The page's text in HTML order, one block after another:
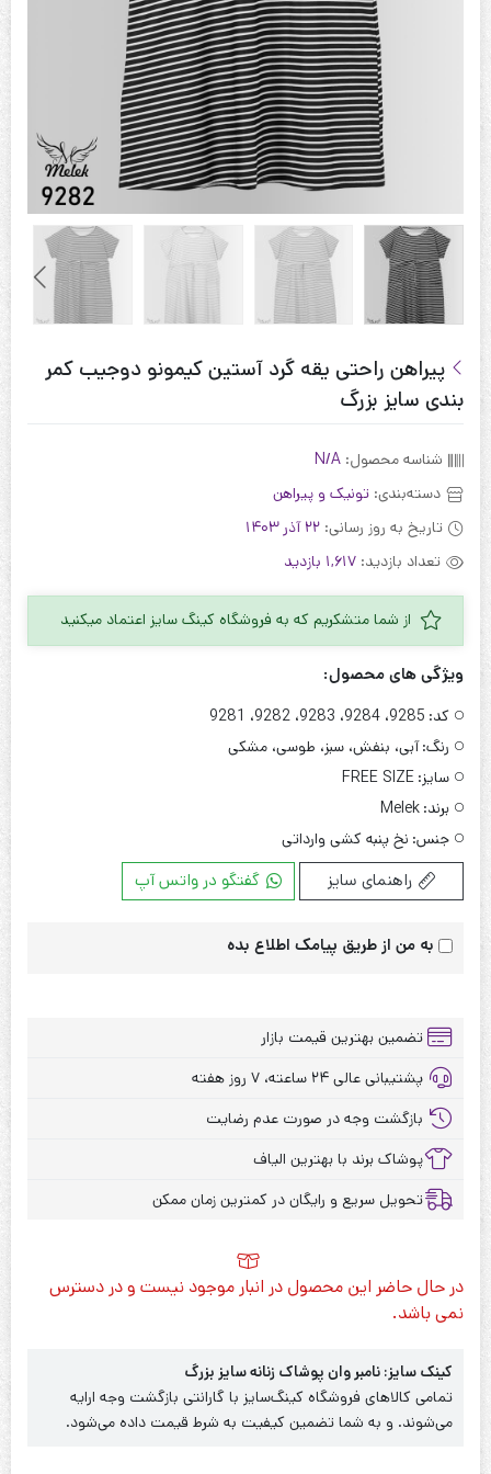
پیراهن راحتی یقه گرد آستین کیمونو دوجیب کمر
بندی سایز بزرگ
شناسه محصول: N/A
دسته‌بندی: تونیک و پیراهن
تاریخ به روز رسانی: 22 آذر 1403
تعداد بازدید: 1,617 بازدید
از شما متشکریم که به فروشگاه کینگ سایز اعتماد میکنید
ویژگی های محصول:
کد: 9285، 9284، 9283، 9282، 9281
رنگ: آبی، بنفش، سبز، طوسی، مشکی
سایز: FREE SIZE
برند: Melek
جنس: نخ پنبه کشی وارداتی
راهنمای سایز گفتگو در واتس آپ
به من از طریق پیامک اطلاع بده
تضمین بهترین قیمت بازار
پشتیبانی عالی ۲۴ ساعته، ۷ روز هفته
بازگشت وجه در صورت عدم رضایت
پوشاک برند با بهترین الیاف
تحویل سریع و رایگان در کمترین زمان ممکن
در حال حاضر این محصول در انبار موجود نیست و در دسترس
نمی باشد.
کینک سایز: نامبر وان پوشاک زنانه سایز بزرگ
تمامی کالاهای فروشگاه کینگ‌سایز با گارانتی بازگشت وجه ارایه
می‌شوند. و به شما تضمین کیفیت به شرط قیمت داده می‌شود.